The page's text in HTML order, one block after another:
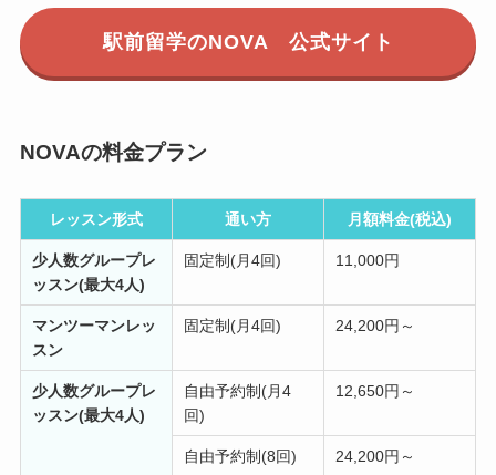
駅前留学のNOVA 公式サイト
NOVAの料金プラン
レッスン形式 通い方 月額料金(税込)
少人数グループレ
ッスン(最大4人)
固定制(月4回) 11,000円
マンツーマンレッ
スン
固定制(月4回) 24,200円～
少人数グループレ
ッスン(最大4人)
自由予約制(月4
回)
12,650円～
自由予約制(8回) 24,200円～